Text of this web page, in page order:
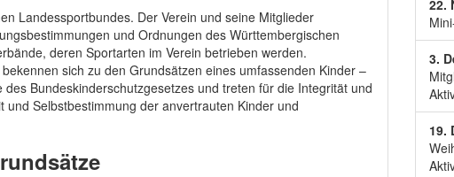
Landessportbundes. Der Verein und seine Mitglieder
und Ordnungen des Württembergischen
deren Sportarten im Verein betrieben werden.
sich zu den Grundsätzen eines umfassenden Kinder –
Bundeskinderschutzgesetzes und treten für die Integrität und
Selbstbestimmung der anvertrauten Kinder und
22.
3.
19.